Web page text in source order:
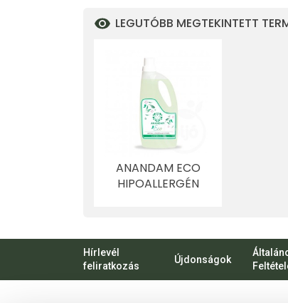
LEGUTÓBB MEGTEKINTETT
ANANDAM ECO
HIPOALLERGÉN
Hírlevél
feliratkozás
Újdonságok